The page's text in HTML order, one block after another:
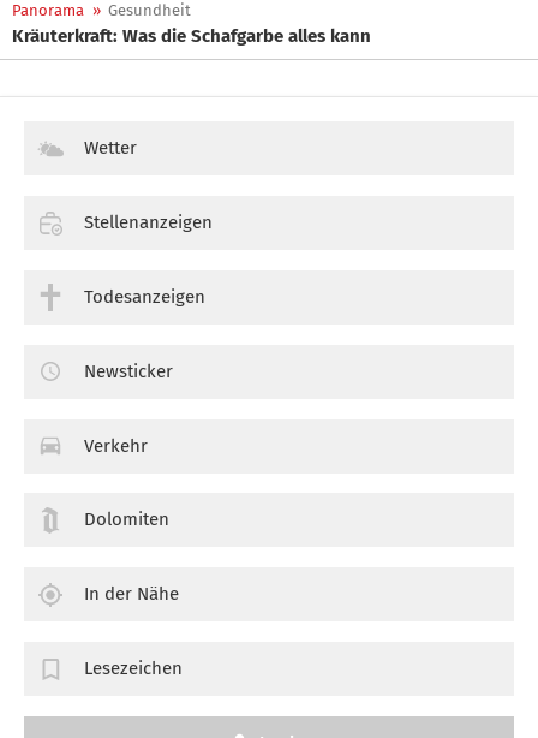
Panorama » Gesundheit
Kräuterkraft: Was die Schafgarbe alles kann
Wetter
Stellenanzeigen
Todesanzeigen
Newsticker
Verkehr
Dolomiten
In der Nähe
Lesezeichen